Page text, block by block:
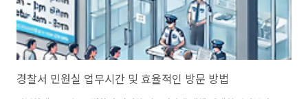
경찰서 민원실 업무시간 및 효율적인 방문 방법